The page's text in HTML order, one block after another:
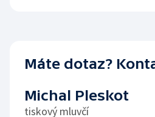
Máte dotaz?
Michal Pleskot
tiskový mluvčí